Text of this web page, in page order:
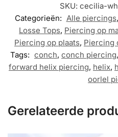
SKU: cecilia-
Categorieën: Alle piercings,
Losse Tops, Piercing op
Piercing op plaats, Piercing
Tags: conch, conch piercing,
forward helix piercing, helix,
oorlel
Gerelateerde